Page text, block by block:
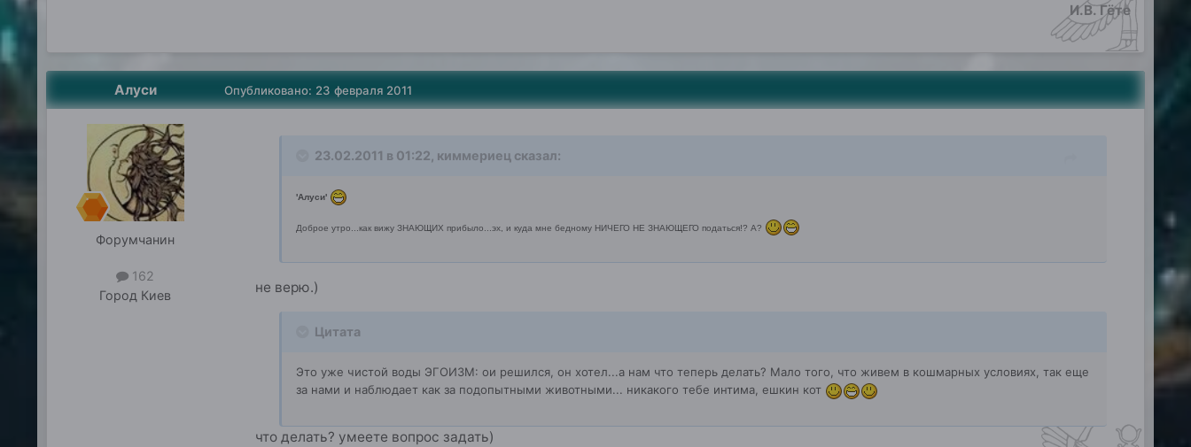
И.В. Гёте
Алуси
Форумчанин
162
Город Киев
Опубликовано: 23 февраля 2011
23.02.2011 в 01:22, киммериец сказал:
'Алуси'
Доброе утро...как вижу ЗНАЮЩИХ прибыло...эх, и куда мне бедному НИЧЕГО НЕ ЗНАЮЩЕГО податься!? А?
не верю.)
Цитата
Это уже чистой воды ЭГОИЗМ: ои решился, он хотел...а нам что теперь делать? Мало того, что живем в кошмарных условиях, так еще
за нами и наблюдает как за подопытными животными... никакого тебе интима, ешкин кот
что делать? умеете вопрос задать)